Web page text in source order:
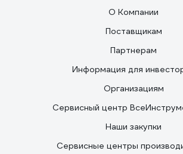
О Компании
Поставщикам
Партнерам
Информация для
Организациям
Сервисный центр
Наши закупки
Сервисные центры